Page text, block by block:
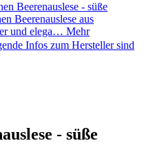
Beerenauslese - süße
Beerenauslese aus
und elega… Mehr
Infos zum Hersteller sind
- süße